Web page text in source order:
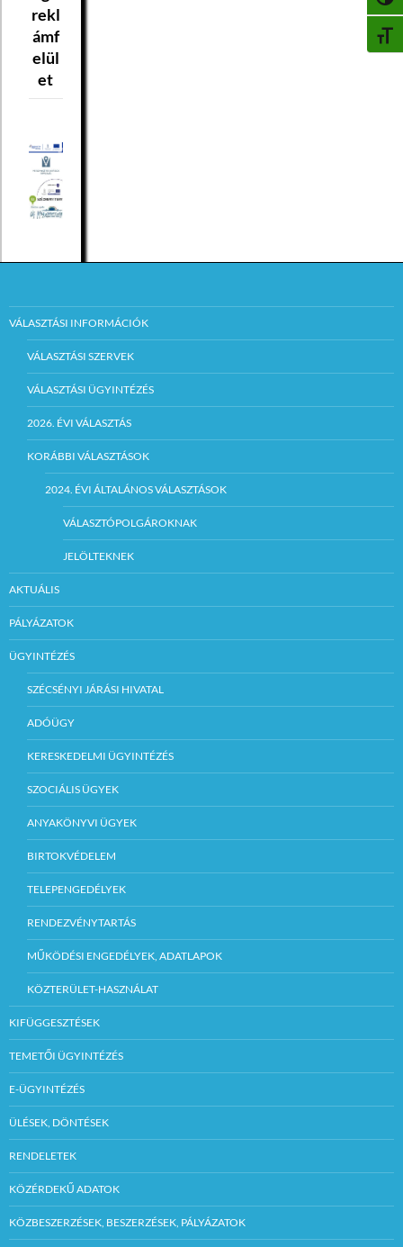
rekl
ámf
elül
et
VÁLASZTÁSI INFORMÁCIÓK
VÁLASZTÁSI SZERVEK
VÁLASZTÁSI ÜGYINTÉZÉS
2026. ÉVI VÁLASZTÁS
KORÁBBI VÁLASZTÁSOK
2024. ÉVI ÁLTALÁNOS VÁLASZTÁSOK
VÁLASZTÓPOLGÁROKNAK
JELÖLTEKNEK
AKTUÁLIS
PÁLYÁZATOK
ÜGYINTÉZÉS
SZÉCSÉNYI JÁRÁSI HIVATAL
ADÓÜGY
KERESKEDELMI ÜGYINTÉZÉS
SZOCIÁLIS ÜGYEK
ANYAKÖNYVI ÜGYEK
BIRTOKVÉDELEM
TELEPENGEDÉLYEK
RENDEZVÉNYTARTÁS
MŰKÖDÉSI ENGEDÉLYEK, ADATLAPOK
KÖZTERÜLET-HASZNÁLAT
KIFÜGGESZTÉSEK
TEMETŐI ÜGYINTÉZÉS
E-ÜGYINTÉZÉS
ÜLÉSEK, DÖNTÉSEK
RENDELETEK
KÖZÉRDEKŰ ADATOK
KÖZBESZERZÉSEK, BESZERZÉSEK, PÁLYÁZATOK